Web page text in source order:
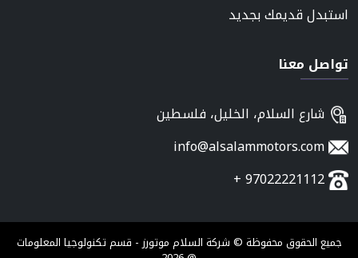
استبدل قديمك بجديد
تواصل معنا
شارع السلام، الخليل، فلسطين
info@alsalammotors.com
جميع الحقوق محفوظة © شركة السلام موتورز - قسم تكنولوجيا المعلومات